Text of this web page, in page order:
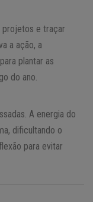
projetos e traçar
a ação, a
plantar as
do ano.
A energia do
dificultando o
para evitar